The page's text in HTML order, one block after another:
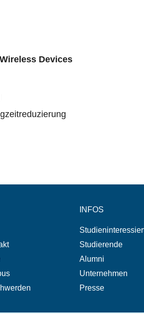
Devices
INFOS
Studierende
Alumni
Unternehmen
Presse